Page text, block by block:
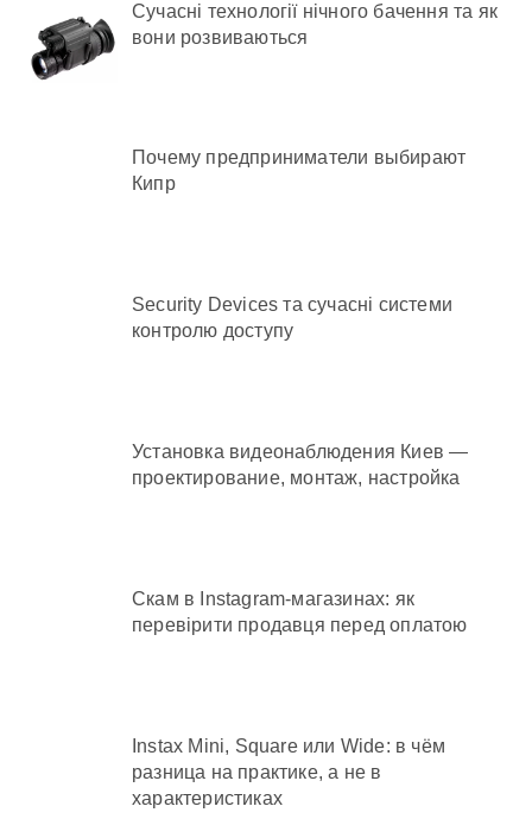
Сучасні технології нічного бачення та як
вони розвиваються
Почему предприниматели выбирают
Кипр
Security Devices та сучасні системи
контролю доступу
Установка видеонаблюдения Киев —
проектирование, монтаж, настройка
Скам в Instagram-магазинах: як
перевірити продавця перед оплатою
Instax Mini, Square или Wide: в чём
разница на практике, а не в
характеристиках